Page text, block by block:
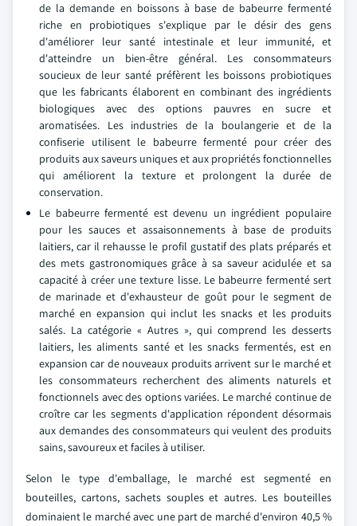
de la demande en boissons à base de babeurre fermenté
riche en probiotiques s'explique par le désir des gens
d'améliorer leur santé intestinale et leur immunité, et
d'atteindre un bien-être général. Les consommateurs
soucieux de leur santé préfèrent les boissons probiotiques
que les fabricants élaborent en combinant des ingrédients
biologiques avec des options pauvres en sucre et
aromatisées. Les industries de la boulangerie et de la
confiserie utilisent le babeurre fermenté pour créer des
produits aux saveurs uniques et aux propriétés fonctionnelles
qui améliorent la texture et prolongent la durée de
conservation.
Le babeurre fermenté est devenu un ingrédient populaire
pour les sauces et assaisonnements à base de produits
laitiers, car il rehausse le profil gustatif des plats préparés et
des mets gastronomiques grâce à sa saveur acidulée et sa
capacité à créer une texture lisse. Le babeurre fermenté sert
de marinade et d'exhausteur de goût pour le segment de
marché en expansion qui inclut les snacks et les produits
salés. La catégorie « Autres », qui comprend les desserts
laitiers, les aliments santé et les snacks fermentés, est en
expansion car de nouveaux produits arrivent sur le marché et
les consommateurs recherchent des aliments naturels et
fonctionnels avec des options variées. Le marché continue de
croître car les segments d'application répondent désormais
aux demandes des consommateurs qui veulent des produits
sains, savoureux et faciles à utiliser.
Selon le type d'emballage, le marché est segmenté en
bouteilles, cartons, sachets souples et autres. Les bouteilles
dominaient le marché avec une part de marché d'environ 40,5 %